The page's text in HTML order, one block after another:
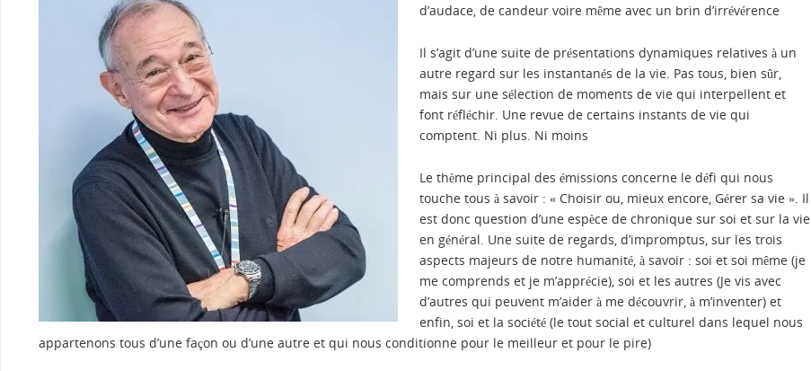
d’audace, de candeur voire même avec un brin d’irrévérence
Il s’agit d’une suite de présentations dynamiques relatives à un
autre regard sur les instantanés de la vie. Pas tous, bien sûr,
mais sur une sélection de moments de vie qui interpellent et
font réfléchir. Une revue de certains instants de vie qui
comptent. Ni plus. Ni moins
Le thème principal des émissions concerne le défi qui nous
touche tous à savoir : « Choisir ou, mieux encore, Gérer sa vie ». Il
est donc question d’une espèce de chronique sur soi et sur la vie
en général. Une suite de regards, d’impromptus, sur les trois
aspects majeurs de notre humanité, à savoir : soi et soi même (je
me comprends et je m’apprécie), soi et les autres (Je vis avec
d’autres qui peuvent m’aider à me découvrir, à m’inventer) et
enfin, soi et la société (le tout social et culturel dans lequel nous
appartenons tous d’une façon ou d’une autre et qui nous conditionne pour le meilleur et pour le pire)